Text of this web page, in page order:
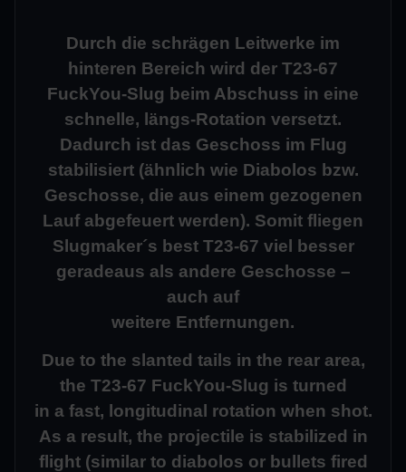
Durch die schrägen Leitwerke im
hinteren Bereich wird der T23-67
FuckYou-Slug beim Abschuss in eine
schnelle, längs-Rotation versetzt.
Dadurch ist das Geschoss im Flug
stabilisiert (ähnlich wie Diabolos bzw.
Geschosse, die aus einem gezogenen
Lauf abgefeuert werden). Somit fliegen
Slugmaker´s best T23-67 viel besser
geradeaus als andere Geschosse –
auch auf
weitere Entfernungen.
Due to the slanted tails in the rear area,
the T23-67 FuckYou-Slug is turned
in a fast, longitudinal rotation when shot.
As a result, the projectile is stabilized in
flight (similar to diabolos or bullets fired